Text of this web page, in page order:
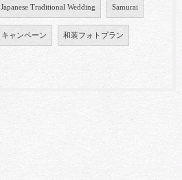
Japanese Traditional Wedding Samurai
キャンペーン 和装フォトプラン